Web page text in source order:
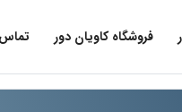
فروشگاه کاویان دور تماس